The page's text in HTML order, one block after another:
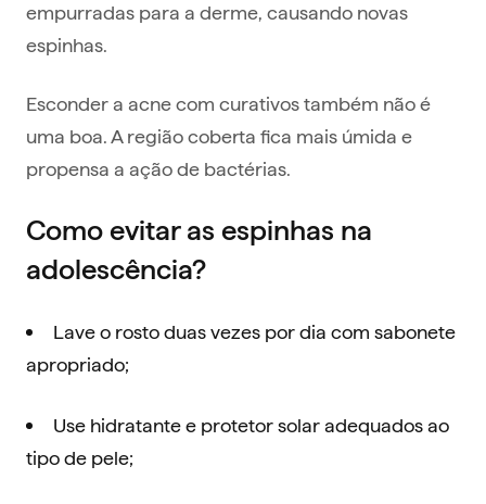
empurradas para a derme, causando novas
espinhas.
Esconder a acne com curativos também não é
uma boa. A região coberta fica mais úmida e
propensa a ação de bactérias.
Como evitar as espinhas na
adolescência?
Lave o rosto duas vezes por dia com sabonete
apropriado;
Use hidratante e protetor solar adequados ao
tipo de pele;